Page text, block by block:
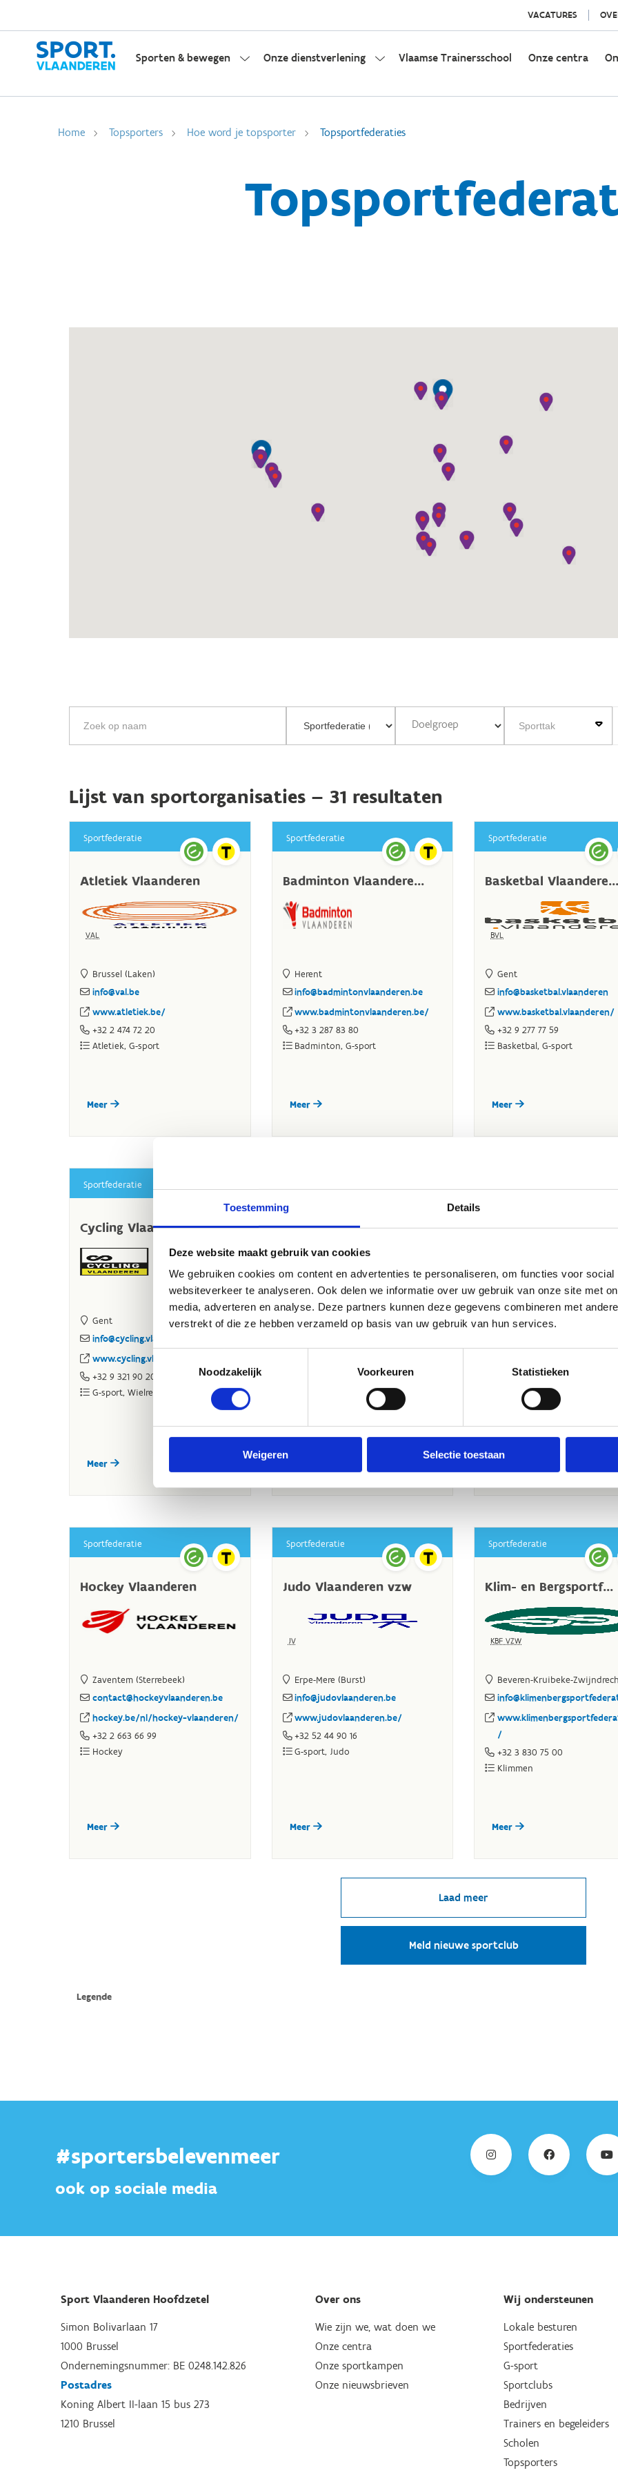
Toestemming Details
Deze website maakt gebruik van cookies
We gebruiken cookies om content en advertenties te personaliseren, om functies voor
websiteverkeer te analyseren. Ook delen we informatie over uw gebruik van onze site met
media, adverteren en analyse. Deze partners kunnen deze gegevens combineren met
verstrekt of die ze hebben verzameld op basis van uw gebruik van hun services.
Toestemmingsselectie
Noodzakelijk
Voorkeuren Statistieken
Weigeren Selectie toestaan
VACATURES
Sporten & bewegen Onze dienstverlening Vlaamse Trainersschool Onze centra
Home Topsporters Hoe word je topsporter Topsportfederaties
#sportersbelevenmeer
ook op sociale media
Sport Vlaanderen Hoofdzetel
Simon Bolivarlaan 17
1000 Brussel
Ondernemingsnummer: BE 0248.142.826
Postadres
Koning Albert II-laan 15 bus 273
1210 Brussel
Over ons
Wie zijn we, wat doen we
Onze centra
Onze sportkampen
Onze nieuwsbrieven
Wij ondersteunen
Lokale besturen
Sportfederaties
G-sport
Sportclubs
Bedrijven
Trainers en begeleiders
Scholen
Topsporters